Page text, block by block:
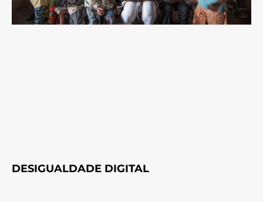
DESIGUALDADE DIGITAL